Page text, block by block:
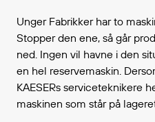
Unger Fabrikker har to
Stopper den ene, så går
ned. Ingen vil havne i den
en hel reservemaskin.
KAESERs serviceteknikere
maskinen som står på